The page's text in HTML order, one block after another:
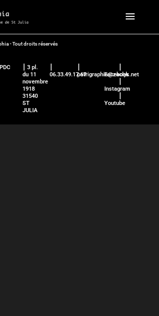
Menu
- Tout droits réservés
PDC
⎮ 3 pl.
du 11
novembre
1918
31540
ST
JULIA
06.33.49.17.67patrigraphia@zaclys.net
Facebook
Instagram
Youtube